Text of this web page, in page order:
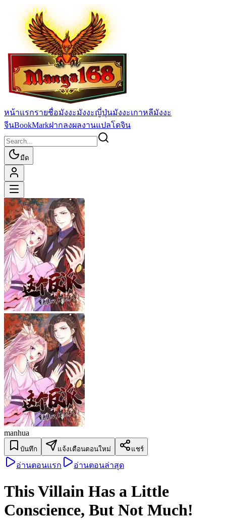
หน้าแรกรายชื่อมังงะมังงะญี่ปุ่นมังงะเกาหลีมังงะ
จีนBookMarkฝากลงผลงานแปลโดจิน
มืด
manhua
บันทึก แจ้งเตือนตอนใหม่ แชร์
อ่านตอนแรก อ่านตอนล่าสุด
This Villain Has a Little
Conscience, But Not Much!